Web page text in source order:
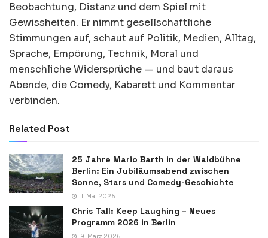
Beobachtung, Distanz und dem Spiel mit
Gewissheiten. Er nimmt gesellschaftliche
Stimmungen auf, schaut auf Politik, Medien, Alltag,
Sprache, Empörung, Technik, Moral und
menschliche Widersprüche — und baut daraus
Abende, die Comedy, Kabarett und Kommentar
verbinden.
Related Post
25 Jahre Mario Barth in der Waldbühne
Berlin: Ein Jubiläumsabend zwischen
Sonne, Stars und Comedy-Geschichte
11. Mai 2026
Chris Tall: Keep Laughing – Neues
Programm 2026 in Berlin